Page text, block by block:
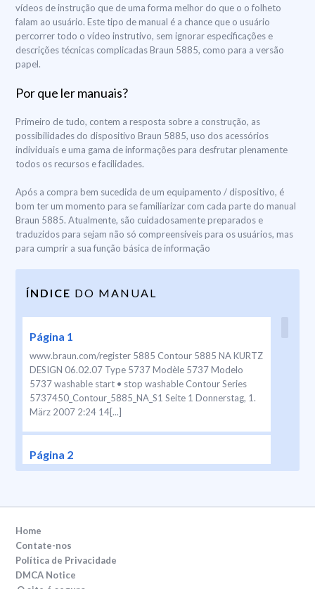
vídeos de instrução que de uma forma melhor do que o o folheto
falam ao usuário. Este tipo de manual é a chance que o usuário
percorrer todo o vídeo instrutivo, sem ignorar especificações e
descrições técnicas complicadas Braun 5885, como para a versão
papel.
Por que ler manuais?
Primeiro de tudo, contem a resposta sobre a construção, as
possibilidades do dispositivo Braun 5885, uso dos acessórios
individuais e uma gama de informações para desfrutar plenamente
todos os recursos e facilidades.
Após a compra bem sucedida de um equipamento / dispositivo, é
bom ter um momento para se familiarizar com cada parte do manual
Braun 5885. Atualmente, são cuidadosamente preparados e
traduzidos para sejam não só compreensíveis para os usuários, mas
para cumprir a sua função básica de informação
ÍNDICE DO MANUAL
Página 1
www.braun.com/register 5885 Contour 5885 NA KURTZ
DESIGN 06.02.07 Type 5737 Modèle 5737 Modelo
5737 washable start • stop washable Contour Series
5737450_Contour_5885_NA_S1 Seite 1 Donnerstag, 1.
März 2007 2:24 14[...]
Página 2
Thank you for purchasing a Braun product. We hope you
387-6657 Merci d’avoir fait l’achat d’un produit Braun.
Nous espérons que vous serez pleinement satisfait de
votre nouveau rasoi[...]
Home
Contate-nos
Política de Privacidade
DMCA Notice